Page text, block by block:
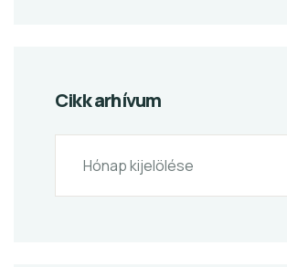
Cikk arhívum